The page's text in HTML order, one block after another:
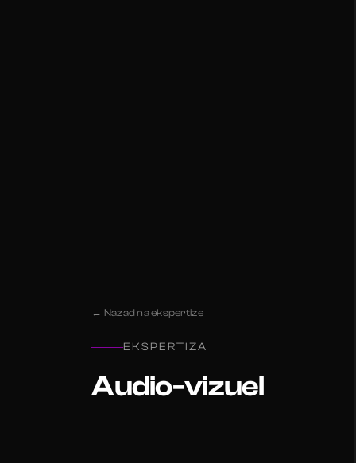
← Nazad na ekspertize
EKSPERTIZA
Audio-vizuel